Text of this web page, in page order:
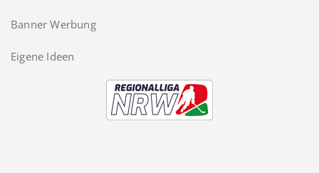
Banner Werbung
Eigene Ideen